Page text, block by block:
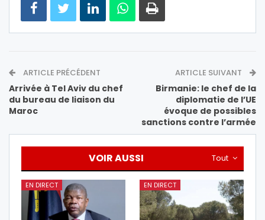
ARTICLE PRÉCÉDENT
Arrivée à Tel Aviv du chef
du bureau de liaison du
Maroc
ARTICLE SUIVANT
Birmanie: le chef de la
diplomatie de l’UE
évoque de possibles
sanctions contre l’armée
Tout
VOIR AUSSI
EN DIRECT EN DIRECT